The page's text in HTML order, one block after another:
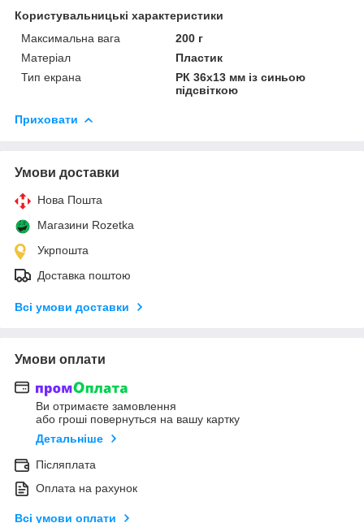
Користувальницькі характеристики
Максимальна вага
200 г
Матеріал
Пластик
Тип екрана
РК 36х13 мм із синьою
підсвіткою
Приховати
Умови доставки
Нова Пошта
Магазини Rozetka
Укрпошта
Доставка поштою
Всі умови доставки
Умови оплати
Ви отримаєте замовлення
або гроші повернуться на вашу картку
Детальніше
Післяплата
Оплата на рахунок
Всі умови оплати